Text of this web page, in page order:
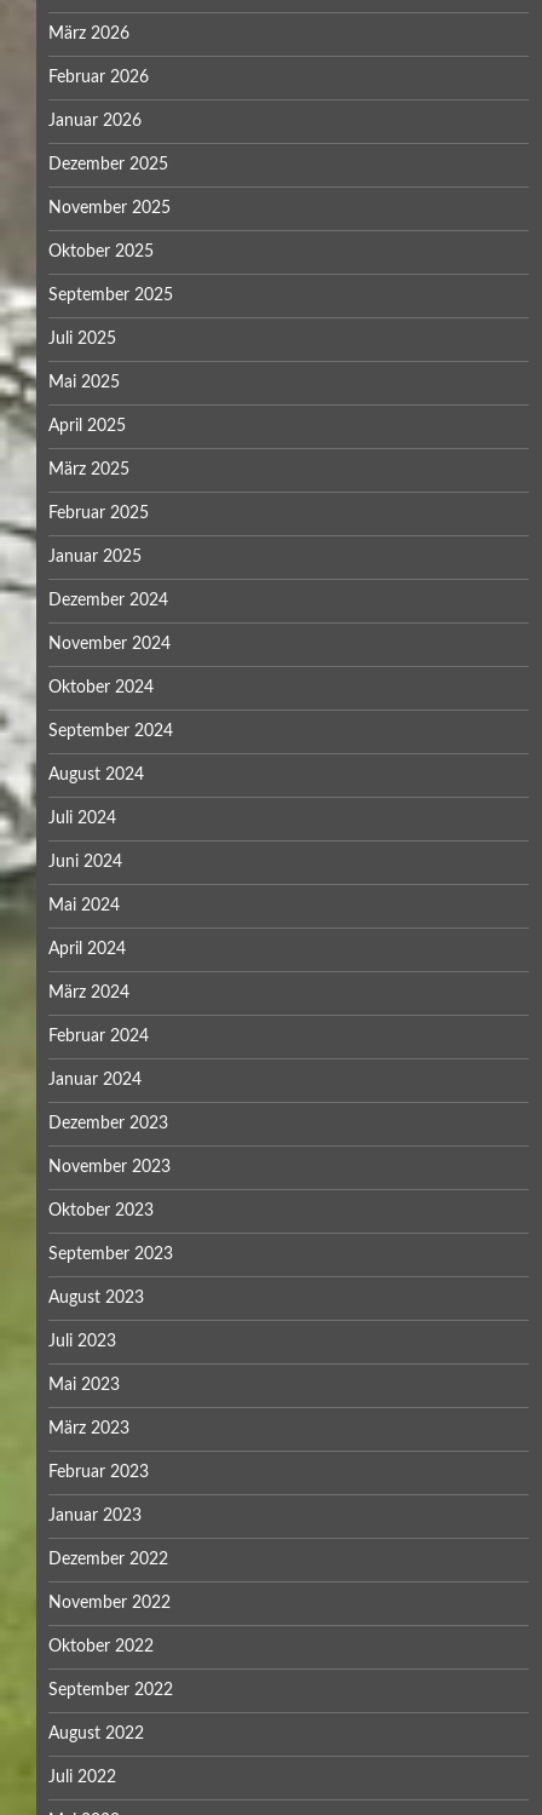
März 2026
Februar 2026
Januar 2026
Dezember 2025
November 2025
Oktober 2025
September 2025
Juli 2025
Mai 2025
April 2025
März 2025
Februar 2025
Januar 2025
Dezember 2024
November 2024
Oktober 2024
September 2024
August 2024
Juli 2024
Juni 2024
Mai 2024
April 2024
März 2024
Februar 2024
Januar 2024
Dezember 2023
November 2023
Oktober 2023
September 2023
August 2023
Juli 2023
Mai 2023
März 2023
Februar 2023
Januar 2023
Dezember 2022
November 2022
Oktober 2022
September 2022
August 2022
Juli 2022